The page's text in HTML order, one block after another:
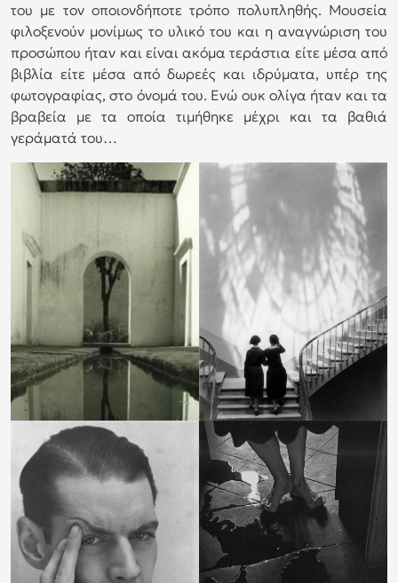
του με τον οποιονδήποτε τρόπο πολυπληθής. Μουσεία
φιλοξενούν μονίμως το υλικό του και η αναγνώριση του
προσώπου ήταν και είναι ακόμα τεράστια είτε μέσα από
βιβλία είτε μέσα από δωρεές και ιδρύματα, υπέρ της
φωτογραφίας, στο όνομά του. Ενώ ουκ ολίγα ήταν και τα
βραβεία με τα οποία τιμήθηκε μέχρι και τα βαθιά
γεράματά του…